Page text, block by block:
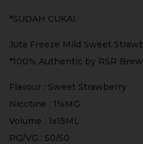
*SUDAH CUKAI
Juta Freeze Mild Sweet
*100% Authentic by RSR
Flavour : Sweet Strawberry
Nicotine : 1%MG
Volume : 1x15ML
PG/VG : 50/50